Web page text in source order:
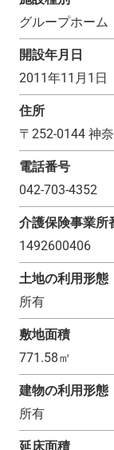
グループホーム
開設年月日
2011年11月1日
住所
〒 252-0144 神
電話番号
042-703-4352
介護保険事業所
1492600406
土地の利用形態
所有
敷地面積
771.58㎡
建物の利用形態
所有
延床面積